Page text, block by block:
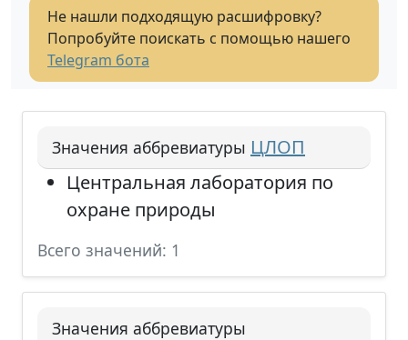
Не нашли подходящую расшифровку?
Попробуйте поискать с помощью нашего
Telegram бота
Значения аббревиатуры ЦЛОП
Центральная лаборатория по
охране природы
Всего значений: 1
Значения аббревиатуры